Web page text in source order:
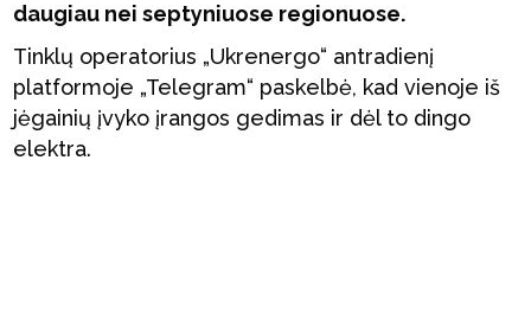
daugiau nei septyniuose regionuose.
Tinklų operatorius „Ukrenergo“ antradienį
platformoje „Telegram“ paskelbė, kad vienoje iš
jėgainių įvyko įrangos gedimas ir dėl to dingo
elektra.